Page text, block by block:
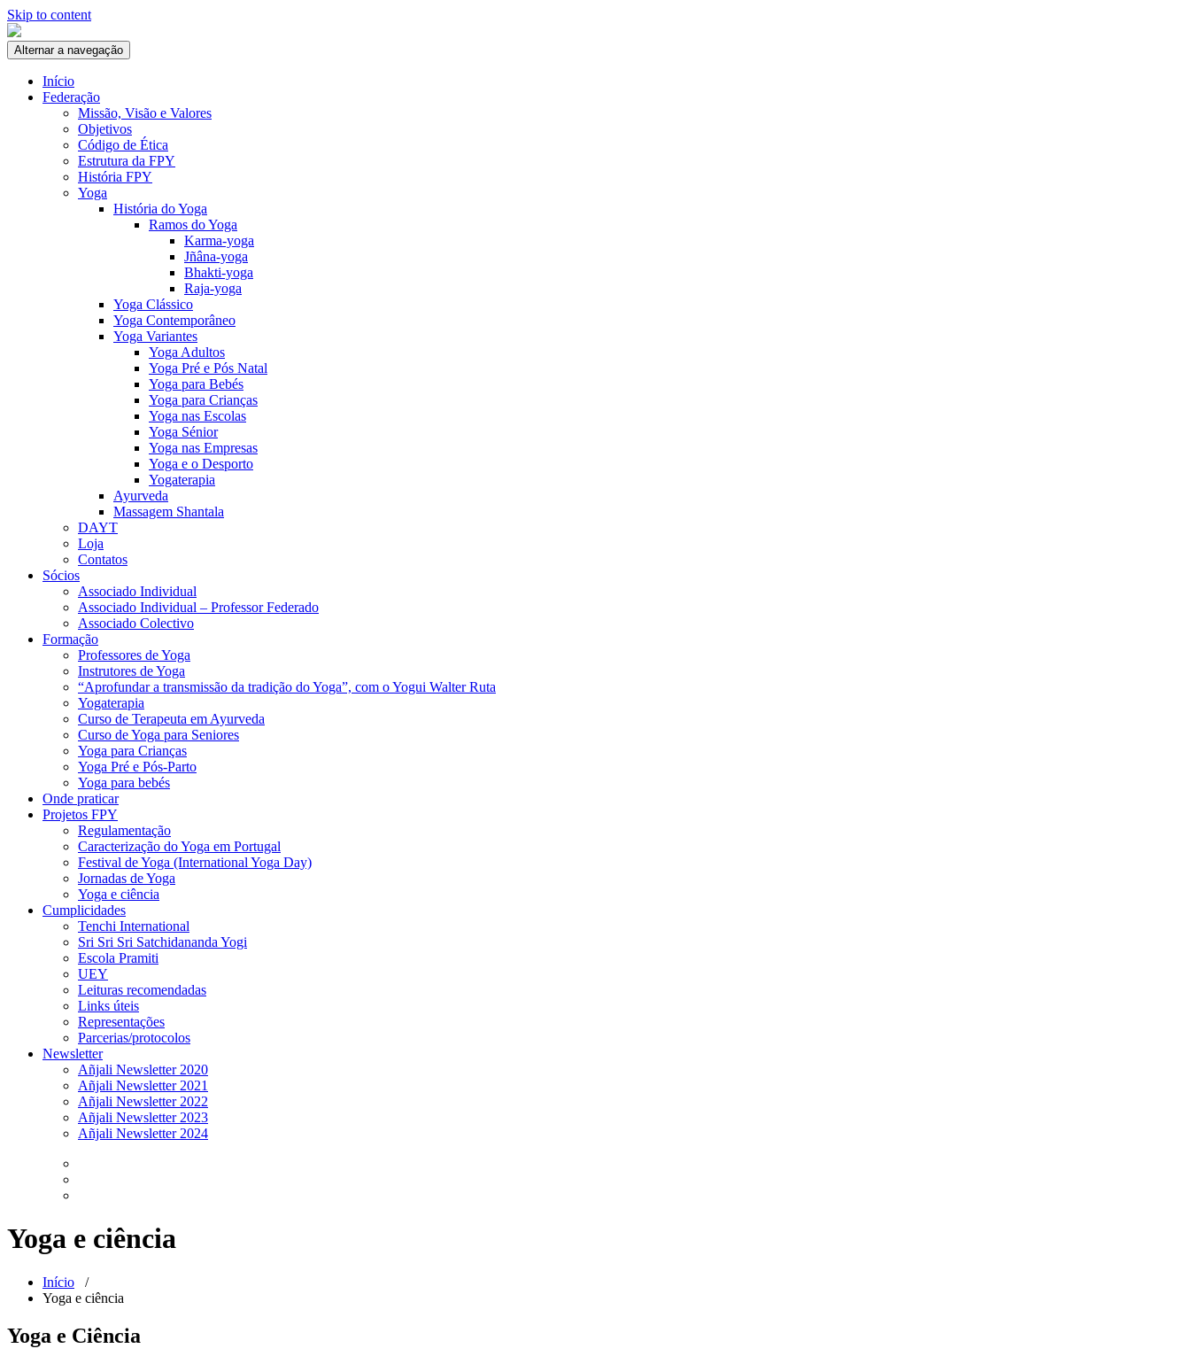
Skip to content
Alternar a navegação
Início
Federação
Missão, Visão e Valores
Objetivos
Código de Ética
Estrutura da FPY
História FPY
Yoga
História do Yoga
Ramos do Yoga
Karma-yoga
Jñâna-yoga
Bhakti-yoga
Raja-yoga
Yoga Clássico
Yoga Contemporâneo
Yoga Variantes
Yoga Adultos
Yoga Pré e Pós Natal
Yoga para Bebés
Yoga para Crianças
Yoga nas Escolas
Yoga Sénior
Yoga nas Empresas
Yoga e o Desporto
Yogaterapia
Ayurveda
Massagem Shantala
DAYT
Loja
Contatos
Sócios
Associado Individual
Associado Individual – Professor Federado
Associado Colectivo
Formação
Professores de Yoga
Instrutores de Yoga
“Aprofundar a transmissão da tradição do Yoga”, com o Yogui Walter Ruta
Yogaterapia
Curso de Terapeuta em Ayurveda
Curso de Yoga para Seniores
Yoga para Crianças
Yoga Pré e Pós-Parto
Yoga para bebés
Onde praticar
Projetos FPY
Regulamentação
Caracterização do Yoga em Portugal
Festival de Yoga (International Yoga Day)
Jornadas de Yoga
Yoga e ciência
Cumplicidades
Tenchi International
Sri Sri Sri Satchidananda Yogi
Escola Pramiti
UEY
Leituras recomendadas
Links úteis
Representações
Parcerias/protocolos
Newsletter
Añjali Newsletter 2020
Añjali Newsletter 2021
Añjali Newsletter 2022
Añjali Newsletter 2023
Añjali Newsletter 2024
Yoga e ciência
Início /
Yoga e ciência
Yoga e Ciência